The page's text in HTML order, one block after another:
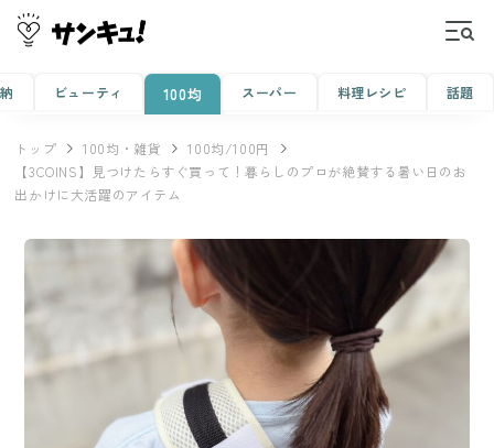
ビューティ 100均 スーパー 料理レシピ 話題
トップ 100均・雑貨
100均/100円
【3COINS】見つけたらすぐ買って！暮らしのプロが絶賛する暑い日のお
出かけに大活躍のアイテム